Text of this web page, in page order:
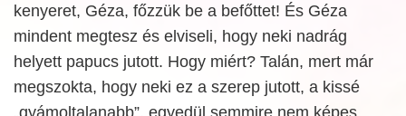
kenyeret, Géza, főzzük be a befőttet! És Géza
mindent megtesz és elviseli, hogy neki nadrág
helyett papucs jutott. Hogy miért? Talán, mert már
megszokta, hogy neki ez a szerep jutott, a kissé
„gyámoltalanabb”, egyedül semmire nem képes